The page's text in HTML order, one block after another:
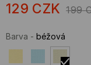
129 CZK 199
Barva - béžová